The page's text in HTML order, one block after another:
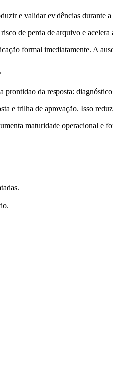
e validar evidências durante
de perda de arquivo e
formal imediatamente. A
prontidao da resposta:
e trilha de aprovação. Isso
maturidade operacional e